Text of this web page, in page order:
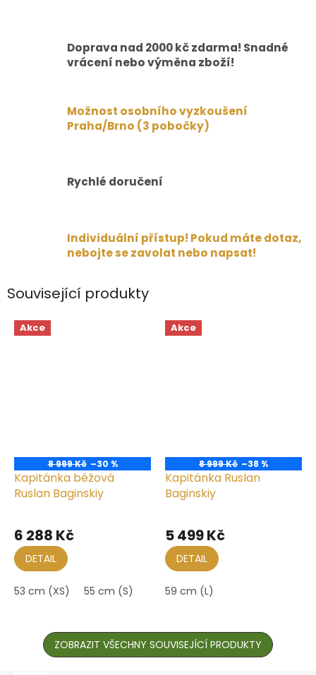
Doprava nad 2000 kč zdarma! Snadné
vrácení nebo výměna zboží!
Možnost osobního vyzkoušení
Praha/Brno (3 pobočky)
Rychlé doručení
Individuální přístup! Pokud máte dotaz,
nebojte se zavolat nebo napsat!
Související produkty
Akce
8 999 Kč –30 %
Kapitánka béžová
Ruslan Baginskiy
6 288 Kč
DETAIL
53 cm (XS) 55 cm (S)
Akce
8 999 Kč –38 %
Kapitánka Ruslan
Baginskiy
5 499 Kč
DETAIL
59 cm (L)
ZOBRAZIT VŠECHNY SOUVISEJÍCÍ PRODUKTY